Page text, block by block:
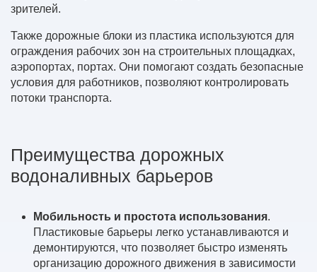
зрителей.
Также дорожные блоки из пластика используются для
ограждения рабочих зон на строительных площадках,
аэропортах, портах. Они помогают создать безопасные
условия для работников, позволяют контролировать
потоки транспорта.
Преимущества дорожных
водоналивных барьеров
Мобильность и простота использования.
Пластиковые барьеры легко устанавливаются и
демонтируются, что позволяет быстро изменять
организацию дорожного движения в зависимости